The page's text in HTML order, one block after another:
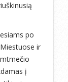
po
ir
į